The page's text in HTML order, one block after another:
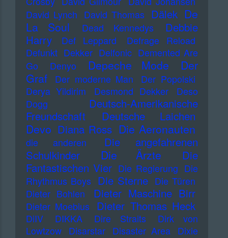
David Lynch David Thomas Dälek De
La Soul
Dead Kennedys
Debbie
Harry
Def Leppard
Defrage Reload
Defunkt Dekker Delfonic Demented Are
Go
Denyo Depeche Mode
Der
Graf
Der moderne Man
Der Popolski
Derya Yildirim
Desmond Dekker
Deso
Dogg
Deutsch-Amerikanische
Freundschaft
Deutsche Laichen
Devo Diana Ross Die Aeronauten
die anderen
Die angefahrenen
Schulkinder
Die Ärzte
Die
Fantastischen Vier Die Regierung Die
Rhythmus Boys Die Sterne Die Türen
Dieter Bohlen
Dieter Maschine Birr
Dieter Moebius Dieter Thomas Heck
DiIV DIKKA Dire Straits
Dirk von
Lowtzow
Disarstar Disaster Area
Dixie